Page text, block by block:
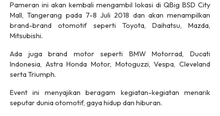
Pameran ini akan kembali mengambil lokasi di QBig BSD City
Mall, Tangerang pada 7-8 Juli 2018 dan akan menampilkan
brand-brand otomotif seperti Toyota, Daihatsu, Mazda,
Mitsubishi.
Ada juga brand motor seperti BMW Motorrad, Ducati
Indonesia, Astra Honda Motor, Motoguzzi, Vespa, Cleveland
serta Triumph.
Event ini menyajikan beragam kegiatan-kegiatan menarik
seputar dunia otomotif, gaya hidup dan hiburan.